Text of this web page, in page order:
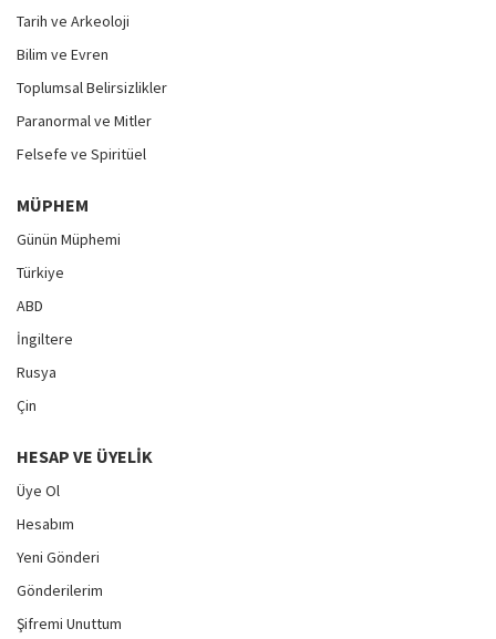
Tarih ve Arkeoloji
Bilim ve Evren
Toplumsal Belirsizlikler
Paranormal ve Mitler
Felsefe ve Spiritüel
MÜPHEM
Günün Müphemi
Türkiye
ABD
İngiltere
Rusya
Çin
HESAP VE ÜYELIK
Üye Ol
Hesabım
Yeni Gönderi
Gönderilerim
Şifremi Unuttum